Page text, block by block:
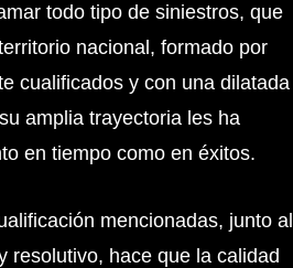
todo tipo de siniestros, que
nacional, formado por
cualificados y con una dilatada
amplia trayectoria les ha
en tiempo como en éxitos.
mencionadas, junto al
resolutivo, hace que la calidad